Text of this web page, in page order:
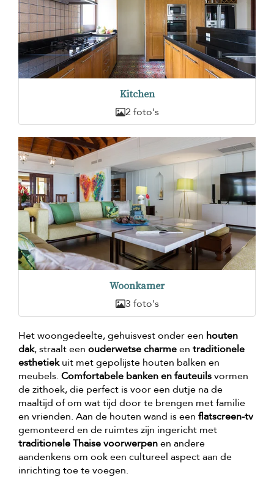
Kitchen
2 foto's
Woonkamer
3 foto's
Het woongedeelte, gehuisvest onder een houten
dak, straalt een ouderwetse charmeen traditionele
esthetiekuit met gepolijste houten balken en
meubels. Comfortabele banken en fauteuilsvormen
de zithoek, die perfect is voor een dutje na de
maaltijd of om wat tijd door te brengen met familie
en vrienden. Aan de houten wand is een flatscreen-tv
gemonteerd en de ruimtes zijn ingericht met
traditionele Thaise voorwerpenen andere
aandenkens om ook een cultureel aspect aan de
inrichting toe te voegen.